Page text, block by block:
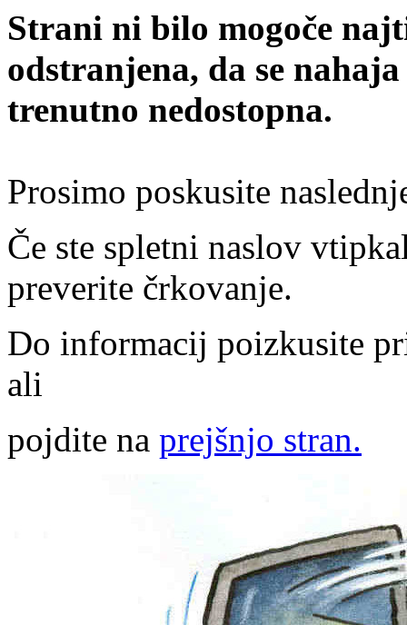
Strani ni bilo mogoče
odstranjena, da se
trenutno nedostopna.
Prosimo poskusite
Če ste spletni naslov
preverite črkovanje.
Do informacij poizkusite
ali
pojdite na prejšnjo stran.